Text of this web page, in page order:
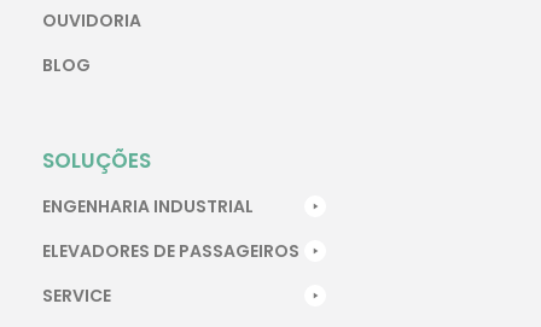
OUVIDORIA
BLOG
SOLUÇÕES
ENGENHARIA INDUSTRIAL
ELEVADORES DE PASSAGEIROS
SERVICE